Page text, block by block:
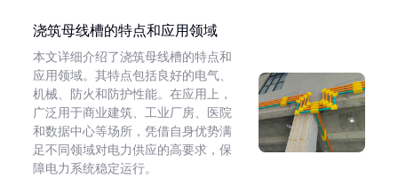
浇筑母线槽的特点和应用领域
本文详细介绍了浇筑母线槽的特点和
应用领域。其特点包括良好的电气、
机械、防火和防护性能。在应用上，
广泛用于商业建筑、工业厂房、医院
和数据中心等场所，凭借自身优势满
足不同领域对电力供应的高要求，保
障电力系统稳定运行。